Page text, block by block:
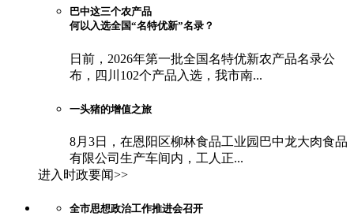
巴中这三个农产品
何以入选全国“名特优新”名录？
日前，2026年第一批全国名特优新农产品名录公
布，四川102个产品入选，我市南...
一头猪的增值之旅
8月3日，在恩阳区柳林食品工业园巴中龙大肉食品
有限公司生产车间内，工人正...
进入时政要闻>>
全市思想政治工作推进会召开